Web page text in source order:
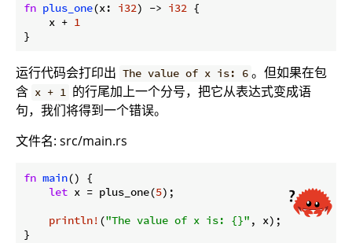
fn plus_one(x: i32) -> i32 {
    x +
1
}
运行代码会打印出 The value of x is: 6 。但如果在包
含 x + 1 的行尾加上一个分号，把它从表达式变成语
句，我们将得到一个错误。
文件名: src/main.rs
fn main() {
let x = plus_one(5);
println! ("The value of x is: {}" , x);
}